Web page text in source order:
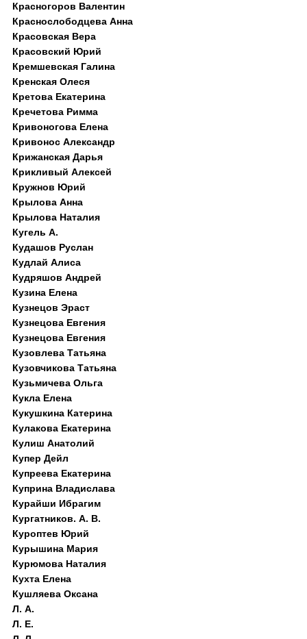
Красногоров Валентин
Краснослободцева Анна
Красовская Вера
Красовский Юрий
Кремшевская Галина
Кренская Олеся
Кретова Екатерина
Кречетова Римма
Кривоногова Елена
Кривонос Александр
Крижанская Дарья
Крикливый Алексей
Кружнов Юрий
Крылова Анна
Крылова Наталия
Кугель А.
Кудашов Руслан
Кудлай Алиса
Кудряшов Андрей
Кузина Елена
Кузнецов Эраст
Кузнецова Евгения
Кузнецова Евгения
Кузовлева Татьяна
Кузовчикова Татьяна
Кузьмичева Ольга
Кукла Елена
Кукушкина Катерина
Кулакова Екатерина
Кулиш Анатолий
Купер Дейл
Купреева Екатерина
Куприна Владислава
Курайши Ибрагим
Кургатников. А. В.
Куроптев Юрий
Курышина Мария
Курюмова Наталия
Кухта Елена
Кушляева Оксана
Л. А.
Л. Е.